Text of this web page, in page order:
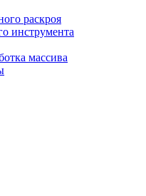
раскроя
инструмента
массива